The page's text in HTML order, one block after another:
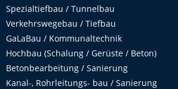
Spezialtiefbau / Tunnelbau
Verkehrswegebau / Tiefbau
GaLaBau / Kommunaltechnik
Hochbau (Schalung / Gerüste / Beton)
Betonbearbeitung / Sanierung
Kanal-, Rohrleitungs- bau / Sanierung